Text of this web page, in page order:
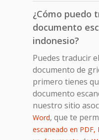
¿Cómo puedo
documento
indonesio?
Puedes traducir
documento de
primero tienes
documento
nuestro sitio
Word, que te
escaneado en PDF,